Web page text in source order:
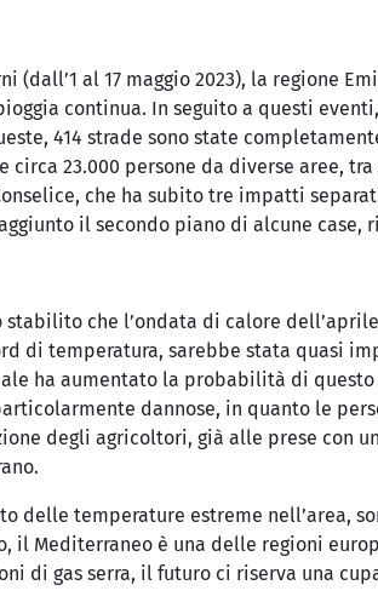
(dall’1 al 17 maggio 2023), la regione
continua. In seguito a questi
414 strade sono state
circa 23.000 persone da diverse aree,
che ha subito tre impatti
il secondo piano di alcune
che l’ondata di calore
di temperatura, sarebbe stata quasi
ha aumentato la probabilità di
dannose, in quanto le
degli agricoltori, già alle prese con
delle temperature estreme
il Mediterraneo è una delle regioni
di gas serra, il futuro ci riserva una